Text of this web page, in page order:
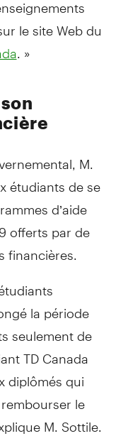
le site Web du
. »
M.
étudiants de se
d’aide
offerts par de
la période
seulement de
TD Canada
diplômés qui
le
M. Sottile.